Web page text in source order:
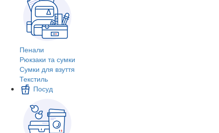
Пенали
Рюкзаки та сумки
Сумки для взуття
Текстиль
Посуд